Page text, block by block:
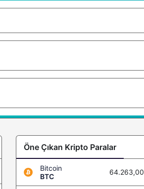
Öne Çıkan Kripto Paralar
Bitcoin
BTC
64.263,00